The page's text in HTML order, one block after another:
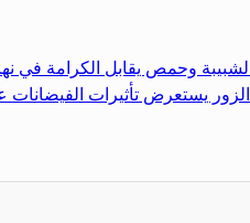
وحمص يقابل الكرامة في
يستعرض تأثيرات الفيضانات